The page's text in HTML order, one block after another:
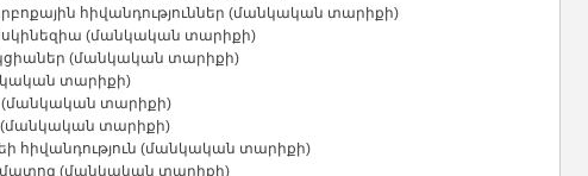
հիվանդություններ (մանկական տարիքի)
(մանկական տարիքի)
(մանկական տարիքի)
տարիքի)
(մանկական տարիքի)
տարիքի)
հիվանդություն (մանկական տարիքի)
(մանկական տարիքի)